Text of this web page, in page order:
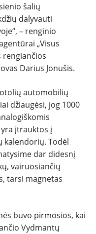
šalių
dalyvauti
– renginio
„Visus
rengiančios
Darius Jonušis.
automobilių
džiaugėsi, jog 1000
įtrauktos į
kalendorių. Todėl
dar didesnį
vairuosiančių
tarsi magnetas
buvo pirmosios, kai
Vydmantų